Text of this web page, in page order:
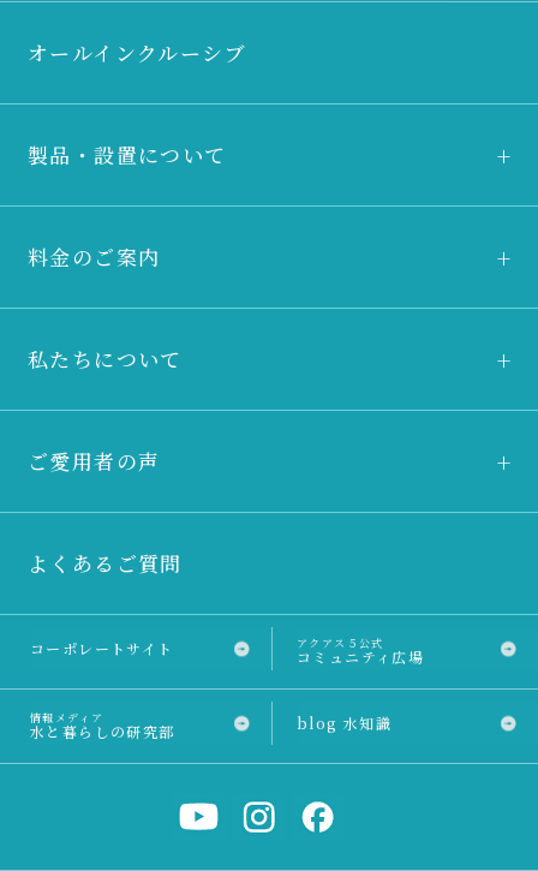
オールインクルーシブ
製品・設置について
料金のご案内
私たちについて
ご愛用者の声
よくあるご質問
コーポレートサイト アクアス５公式
コミュニティ広場
情報メディア
水と暮らしの研究部 blog 水知識